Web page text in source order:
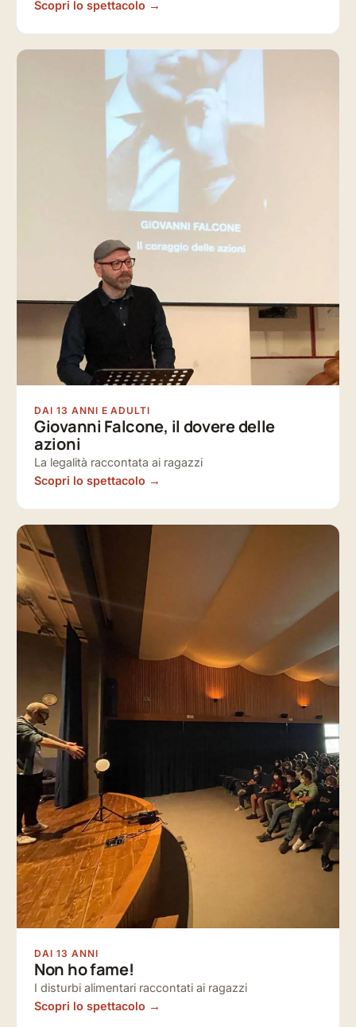
Scopri lo spettacolo
DAI 13 ANNI E ADULTI
Giovanni Falcone, il dovere delle
azioni
La legalità raccontata ai ragazzi
Scopri lo spettacolo
DAI 13 ANNI
Non ho fame!
I disturbi alimentari raccontati ai ragazzi
Scopri lo spettacolo